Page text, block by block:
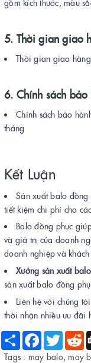
5. Thời gian giao
Thời gian giao
6. Chính sách
Chính sách bảo
tháng
Kết Luận
Sản xuất balo
tiết kiệm chi phí cho
Balo đồng phục
và giá trị của doanh
doanh nghiệp và
Xưởng sản xuất
sản xuất balo đồng
Liên hệ với chúng
thời nhận nhiều ưu đãi
Share Facebook
Twitter
Tags : may balo,may